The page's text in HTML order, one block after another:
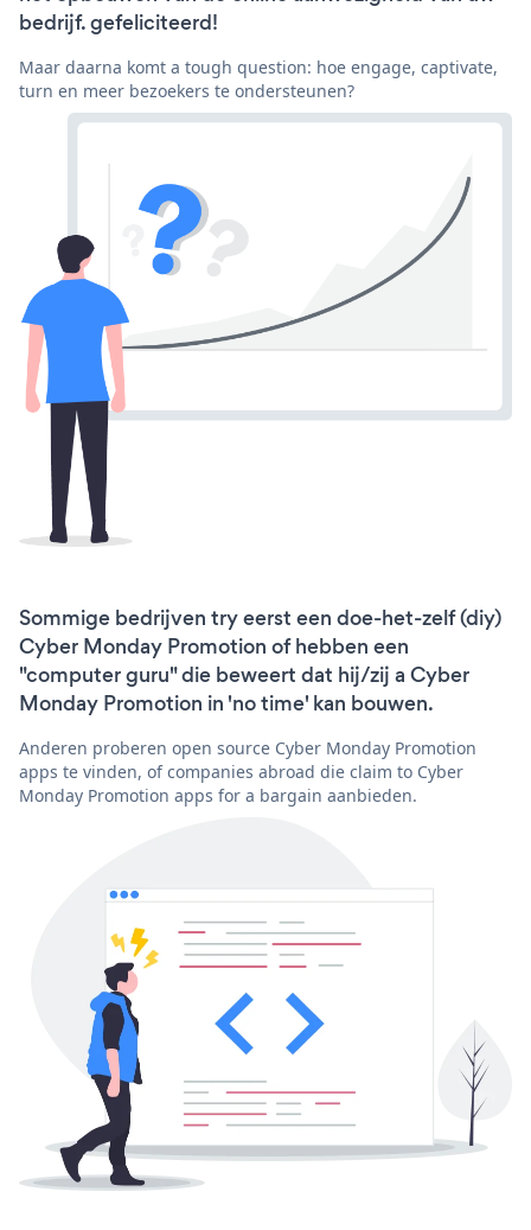
bedrijf. gefeliciteerd!
Maar daarna komt a tough question: hoe engage, captivate,
turn en meer bezoekers te ondersteunen?
Sommige bedrijven try eerst een doe-het-zelf (diy)
Cyber Monday Promotion of hebben een
"computer guru" die beweert dat hij/zij a Cyber
Monday Promotion in 'no time' kan bouwen.
Anderen proberen open source Cyber Monday Promotion
apps te vinden, of companies abroad die claim to Cyber
Monday Promotion apps for a bargain aanbieden.